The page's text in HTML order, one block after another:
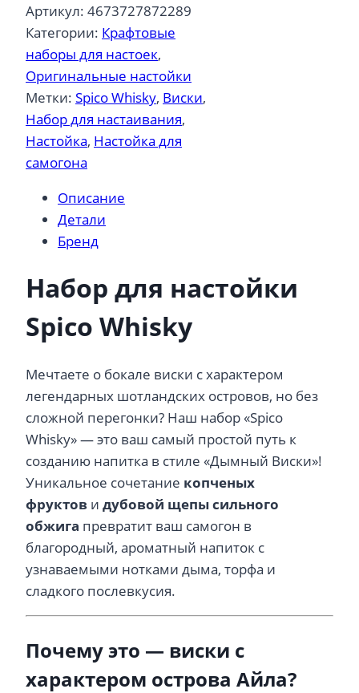
Настойка
для
самогона
Spico
Whisky
Артикул: 4673727872289
Категории: Крафтовые
наборы для настоек,
Оригинальные настойки
Метки: Spico Whisky, Виски,
Набор для настаивания,
Настойка, Настойка для
самогона
Описание
Детали
Бренд
Набор для настойки
Spico Whisky
Мечтаете о бокале виски с характером
легендарных шотландских островов, но без
сложной перегонки? Наш набор «Spico
Whisky» — это ваш самый простой путь к
созданию напитка в стиле «Дымный Виски»!
Уникальное сочетание копченых
фруктов и дубовой щепы сильного
обжига превратит ваш самогон в
благородный, ароматный напиток с
узнаваемыми нотками дыма, торфа и
сладкого послевкусия.
Почему это — виски с
характером острова Айла?